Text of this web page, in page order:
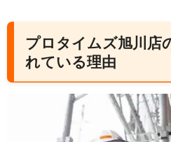
プロタイムズ旭川店
れている理由